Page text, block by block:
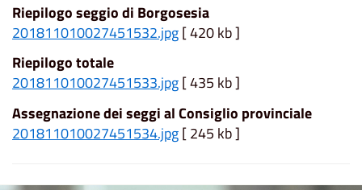
Riepilogo seggio di Borgosesia
201811010027451532.jpg[ 420 kb ]
Riepilogo totale
201811010027451533.jpg[ 435 kb ]
Assegnazione dei seggi al Consiglio provinciale
201811010027451534.jpg[ 245 kb ]